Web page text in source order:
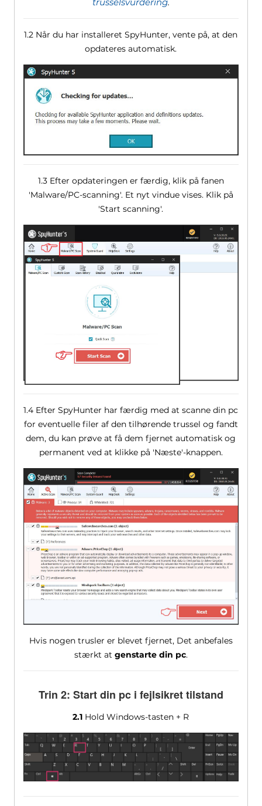
1.2 Når du har installeret SpyHunter, vente på, at den
opdateres automatisk.
1.3 Efter opdateringen er færdig, klik på fanen
'Malware/PC-scanning'. Et nyt vindue vises. Klik på
'Start scanning'.
1.4 Efter SpyHunter har færdig med at scanne din pc
for eventuelle filer af den tilhørende trussel og fandt
dem, du kan prøve at få dem fjernet automatisk og
permanent ved at klikke på 'Næste'-knappen.
Hvis nogen trusler er blevet fjernet, Det anbefales
stærkt at genstarte din pc.
Trin 2: Start din pc i fejlsikret tilstand
2.1 Hold Windows-tasten + R